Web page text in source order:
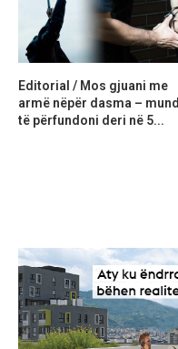
Editorial / Mos gjuani me
armë nëpër dasma – mund
të përfundoni deri në 5...